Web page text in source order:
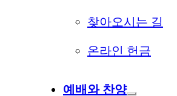
찾아오시는 길
온라인 헌금
예배와 찬양